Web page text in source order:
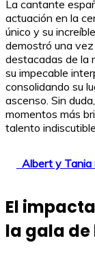
La cantante
actuación en la
único y su
demostró una
destacadas de la
su impecable
consolidando su
ascenso. Sin
momentos más
talento
Albert y Tania
El
la gala de